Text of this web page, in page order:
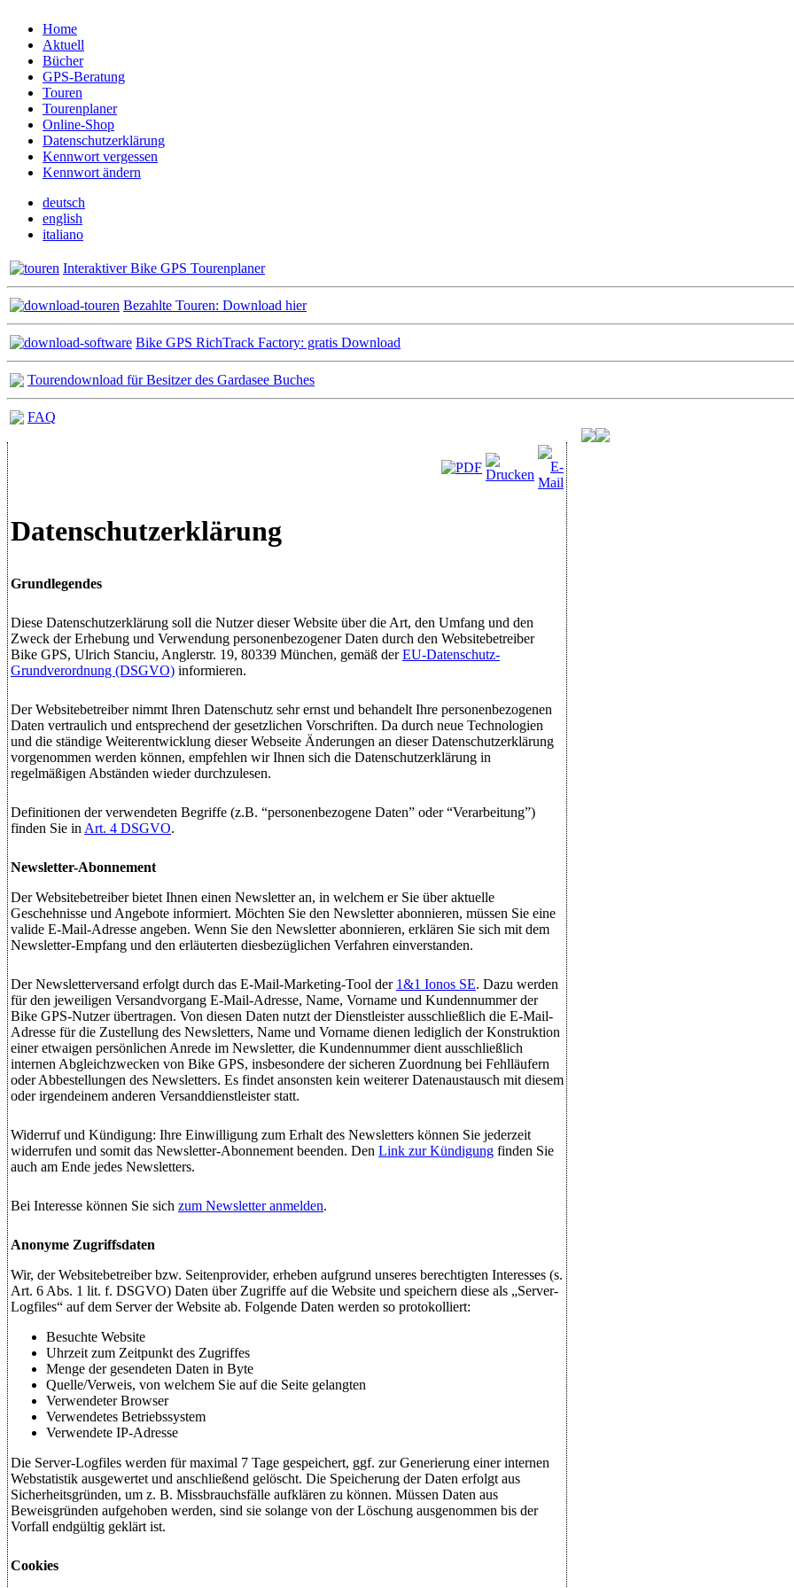
Home
Aktuell
Bücher
GPS-Beratung
Touren
Tourenplaner
Online-Shop
Datenschutzerklärung
Kennwort vergessen
Kennwort ändern
deutsch
english
italiano
Interaktiver Bike GPS Tourenplaner
Bezahlte Touren: Download hier
Bike GPS RichTrack Factory: gratis Download
Tourendownload für Besitzer des Gardasee Buches
FAQ
Datenschutzerklärung
Grundlegendes
Diese Datenschutzerklärung soll die Nutzer dieser Website über die Art, den Umfang und den
Zweck der Erhebung und Verwendung personenbezogener Daten durch den Websitebetreiber
Bike GPS, Ulrich Stanciu, Anglerstr. 19, 80339 München, gemäß derEU-Datenschutz-
Grundverordnung (DSGVO) informieren.
Der Websitebetreiber nimmt Ihren Datenschutz sehr ernst und behandelt Ihre personenbezogenen
Daten vertraulich und entsprechend der gesetzlichen Vorschriften. Da durch neue Technologien
und die ständige Weiterentwicklung dieser Webseite Änderungen an dieser Datenschutzerklärung
vorgenommen werden können, empfehlen wir Ihnen sich die Datenschutzerklärung in
regelmäßigen Abständen wieder durchzulesen.
Definitionen der verwendeten Begriffe (z.B. “personenbezogene Daten” oder “Verarbeitung”)
finden Sie in Art. 4 DSGVO.
Newsletter-Abonnement
Der Websitebetreiber bietet Ihnen einen Newsletter an, in welchem er Sie über aktuelle
Geschehnisse und Angebote informiert. Möchten Sie den Newsletter abonnieren, müssen Sie eine
valide E-Mail-Adresse angeben. Wenn Sie den Newsletter abonnieren, erklären Sie sich mit dem
Newsletter-Empfang und den erläuterten diesbezüglichen Verfahren einverstanden.
Der Newsletterversand erfolgt durch das E-Mail-Marketing-Tool der 1&1 Ionos SE. Dazu werden
für den jeweiligen Versandvorgang E-Mail-Adresse, Name, Vorname und Kundennummer der
Bike GPS-Nutzer übertragen. Von diesen Daten nutzt der Dienstleister ausschließlich die E-Mail-
Adresse für die Zustellung des Newsletters, Name und Vorname dienen lediglich der Konstruktion
einer etwaigen persönlichen Anrede im Newsletter, die Kundennummer dient ausschließlich
internen Abgleichzwecken von Bike GPS, insbesondere der sicheren Zuordnung bei Fehlläufern
oder Abbestellungen des Newsletters. Es findet ansonsten kein weiterer Datenaustausch mit diesem
oder irgendeinem anderen Versanddienstleister statt.
Widerruf und Kündigung: Ihre Einwilligung zum Erhalt des Newsletters können Sie jederzeit
widerrufen und somit das Newsletter-Abonnement beenden. Den Link zur Kündigung finden Sie
auch am Ende jedes Newsletters.
Bei Interesse können Sie sich zum Newsletter anmelden.
Anonyme Zugriffsdaten
Wir, der Websitebetreiber bzw. Seitenprovider, erheben aufgrund unseres berechtigten Interesses (s.
Art. 6 Abs. 1 lit. f. DSGVO) Daten über Zugriffe auf die Website und speichern diese als „Server-
Logfiles“ auf dem Server der Website ab. Folgende Daten werden so protokolliert:
Besuchte Website
Uhrzeit zum Zeitpunkt des Zugriffes
Menge der gesendeten Daten in Byte
Quelle/Verweis, von welchem Sie auf die Seite gelangten
Verwendeter Browser
Verwendetes Betriebssystem
Verwendete IP-Adresse
Die Server-Logfiles werden für maximal 7 Tage gespeichert, ggf. zur Generierung einer internen
Webstatistik ausgewertet und anschließend gelöscht. Die Speicherung der Daten erfolgt aus
Sicherheitsgründen, um z. B. Missbrauchsfälle aufklären zu können. Müssen Daten aus
Beweisgründen aufgehoben werden, sind sie solange von der Löschung ausgenommen bis der
Vorfall endgültig geklärt ist.
Cookies